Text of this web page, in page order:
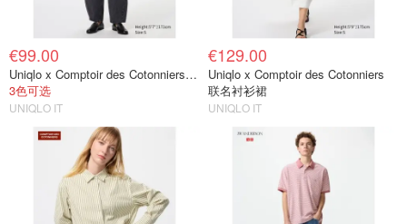
€99.00
Uniqlo x Comptoir des Cotonniers 牛仔弯刀裤
3色可选
UNIQLO IT
€129.00
Uniqlo x Comptoir des Cotonniers
联名衬衫裙
UNIQLO IT